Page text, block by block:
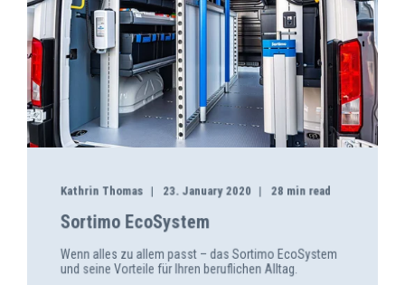
Kathrin Thomas 23. January 2020 28 min read
Sortimo EcoSystem
Wenn alles zu allem passt – das Sortimo EcoSystem
und seine Vorteile für Ihren beruf­lichen Alltag.